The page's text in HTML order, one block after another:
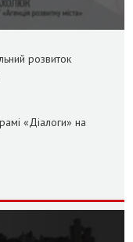
розвиток
«Діалоги» на